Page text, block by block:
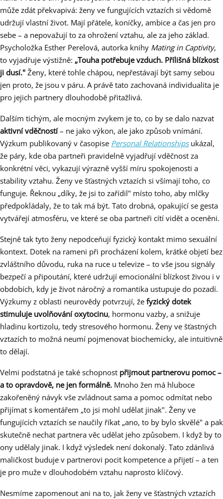
může zdát překvapivá: ženy ve fungujících vztazích si vědomě
udržují vlastní život. Mají přátele, koníčky, ambice a čas jen pro
sebe – a nepovažují to za ohrožení vztahu, ale za jeho základ.
Psycholožka Esther Perelová, autorka knihy Mating in Captivity,
to vyjadřuje výstižně: „Touha potřebuje vzduch. Přílišná blízkost
ji dusí." Ženy, které tohle chápou, nepřestávají být samy sebou
jen proto, že jsou v páru. A právě tato zachovaná individualita je
pro jejich partnery dlouhodobě přitažlivá.
Dalším tichým, ale mocným zvykem je to, co by se dalo nazvat
aktivní vděčností– ne jako výkon, ale jako způsob vnímání.
Výzkum publikovaný v časopise Personal Relationshipsukázal,
že páry, kde oba partneři pravidelně vyjadřují vděčnost za
konkrétní věci, vykazují výrazně vyšší míru spokojenosti a
stability vztahu. Ženy ve šťastných vztazích si všímají toho, co
funguje. Řeknou „díky, že jsi to zařídil" místo toho, aby mlčky
předpokládaly, že to tak má být. Tato drobná, opakující se gesta
vytvářejí atmosféru, ve které se oba partneři cítí vidět a oceněni.
Stejně tak tyto ženy nepodceňují fyzický kontakt mimo sexuální
kontext. Dotek na rameni při procházení kolem, krátké objetí bez
zvláštního důvodu, ruka na ruce u televize – to vše jsou signály
bezpečí a připoutání, které udržují emocionální blízkost živou i v
obdobích, kdy je život náročný a romantika ustupuje do pozadí.
Výzkumy z oblasti neurovědy potvrzují, že fyzický dotek
stimuluje uvolňování oxytocinu, hormonu vazby, a snižuje
hladinu kortizolu, tedy stresového hormonu. Ženy ve šťastných
vztazích to možná neumí pojmenovat biochemicky, ale intuitivně
to dělají.
Velmi podstatná je také schopnost přijmout partnerovu pomoc –
a to opravdově, ne jen formálně. Mnoho žen má hluboce
zakořeněný návyk vše zvládnout sama a pomoc odmítat nebo
přijímat s komentářem „to jsi mohl udělat jinak". Ženy ve
fungujících vztazích se naučily říkat „ano, to by bylo skvělé" a pak
skutečně nechat partnera věc udělat jeho způsobem. I když by to
ony udělaly jinak. I když výsledek není dokonalý. Tato zdánlivá
maličkost buduje v partnerovi pocit kompetence a přijetí – a ten
je pro muže v dlouhodobém vztahu naprosto klíčový.
Nesmíme zapomenout ani na to, jak ženy ve šťastných vztazích